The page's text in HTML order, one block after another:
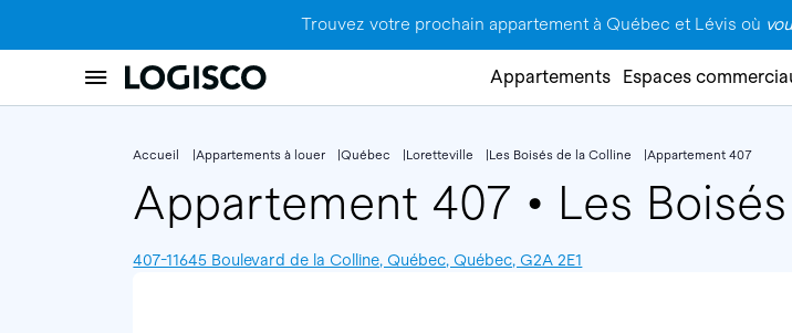
Trouvez votre prochain appartement à Québec et Lévis où
Appartements Espaces
Accueil Appartements à louer Québec Loretteville Les Boisés de la Colline Appartement 407
Appartement 407 • Les
407-11645 Boulevard de la Colline, Québec, Québec, G2A 2E1